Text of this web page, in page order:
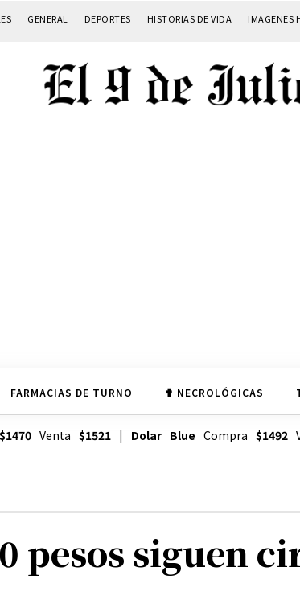
GENERAL DEPORTES HISTORIAS DE VIDA IMAGENES
FARMACIAS DE TURNO ✟ NECROLÓGICAS
$1470Venta $1521| Dolar Blue Compra $1492
pesos siguen